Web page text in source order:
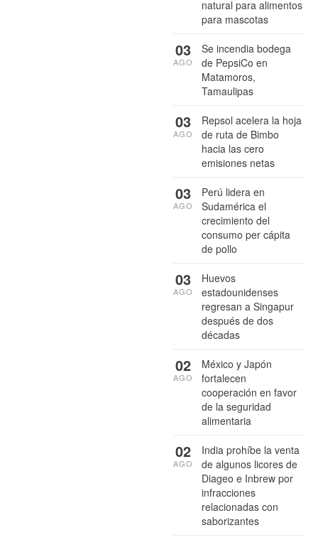
natural para alimentos
para mascotas
Se incendia bodega
de PepsiCo en
Matamoros,
Tamaulipas
03
AGO
Repsol acelera la hoja
de ruta de Bimbo
hacia las cero
emisiones netas
03
AGO
Perú lidera en
Sudamérica el
crecimiento del
consumo per cápita
de pollo
03
AGO
Huevos
estadounidenses
regresan a Singapur
después de dos
décadas
03
AGO
México y Japón
fortalecen
cooperación en favor
de la seguridad
alimentaria
02
AGO
India prohíbe la venta
de algunos licores de
Diageo e Inbrew por
infracciones
relacionadas con
saborizantes
02
AGO